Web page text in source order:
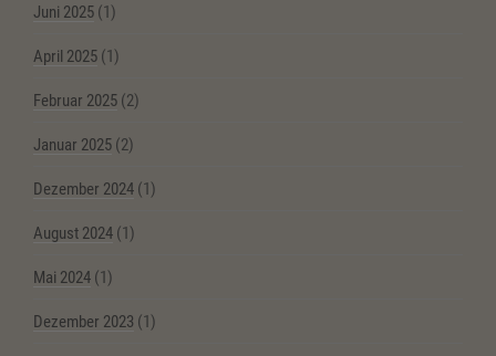
Juni 2025 (1)
April 2025 (1)
Februar 2025 (2)
Januar 2025 (2)
Dezember 2024 (1)
August 2024 (1)
Mai 2024 (1)
Dezember 2023 (1)